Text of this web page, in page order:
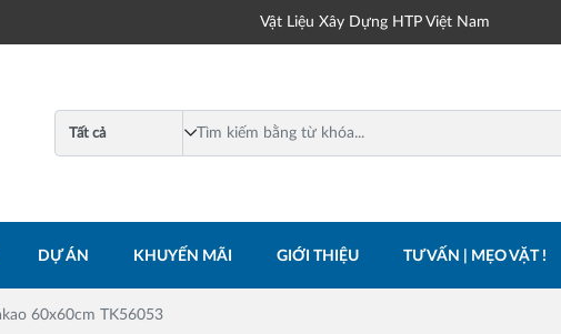
Vật Liệu Xây Dựng HTP Việt Nam
DỰ ÁN KHUYẾN MÃI GIỚI THIỆU TƯ VẤN | MẸO VẶT !
60x60cm TK56053